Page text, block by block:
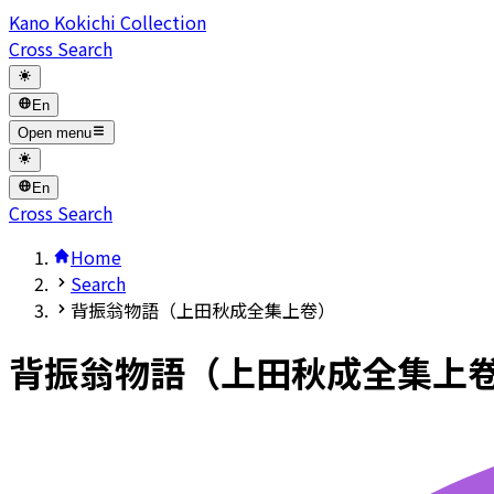
Kano Kokichi Collection
Cross Search
En
Open menu
En
Cross Search
Home
Search
背振翁物語（上田秋成全集上卷）
背振翁物語（上田秋成全集上